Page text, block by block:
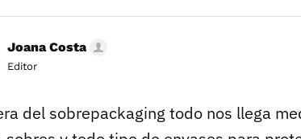
Joana Costa
Editor
del sobrepackaging todo nos llega